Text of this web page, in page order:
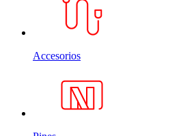
Accesorios